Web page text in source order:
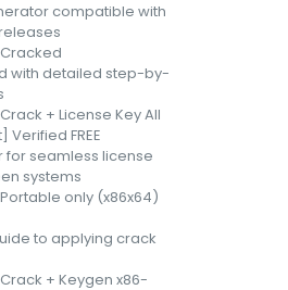
compatible with
with detailed step-by-
+ License Key All
FREE
for seamless license
systems
only (x86x64)
to applying crack
+ Keygen x86-